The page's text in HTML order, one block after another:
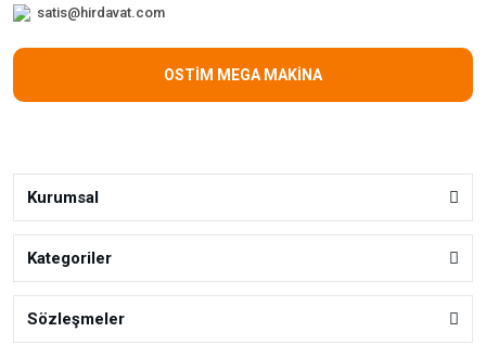
satis@hirdavat.com
OSTİM MEGA MAKİNA
Kurumsal
Kategoriler
Sözleşmeler